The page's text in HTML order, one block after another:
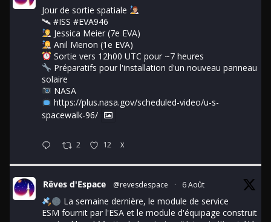
Jour de sortie spatiale
🛰 #ISS #EVA946
Jessica Meier (7e EVA)
Anil Menon (1e EVA)
Sortie vers 12h00 UTC pour ~7 heures
Préparatifs pour l'installation d'un nouveau panneau
solaire
NASA
https://plus.nasa.gov/scheduled-video/u-s-
spacewalk-96/
2 12 X
Rêves d'Espace @revesdespace · 6 Août
La semaine dernière, le module de service
ESM fournit par l'ESA et le module d'équipage construit